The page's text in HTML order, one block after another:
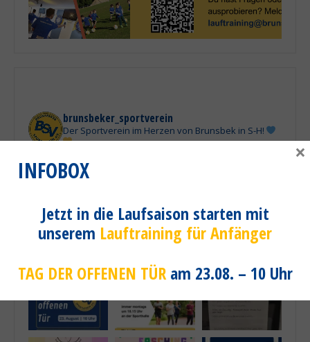
brunsbeker_sportverein
Der Sportverein im Herzen von Brunsbek in S-H!
INFOBOX
Jetzt in die Laufsaison starten mit
unserem Lauftraining für Anfänger
TAG DER OFFENEN TÜRam 23.08. – 10 Uhr
×